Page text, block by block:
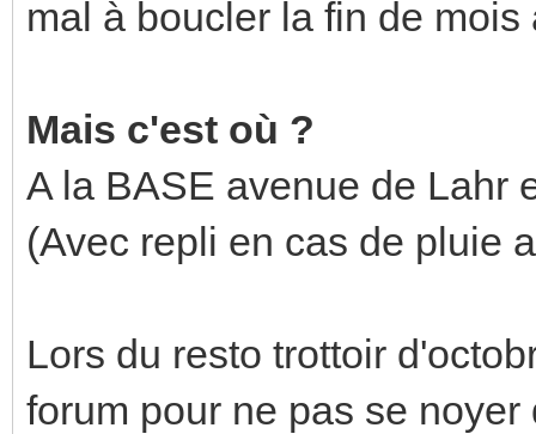
mal à boucler la fin de
Mais c'est où ?
A la BASE avenue de Lahr
(Avec repli en cas de pluie
Lors du resto trottoir
forum pour ne pas se